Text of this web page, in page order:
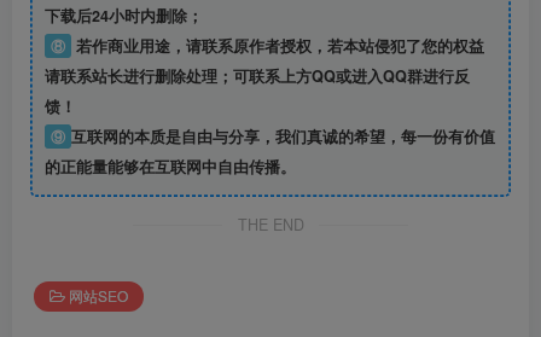
下载后24小时内删除；
⑧ 若作商业用途，请联系原作者授权，若本站侵犯了您的权益
请联系站长进行删除处理；可联系上方QQ或进入QQ群进行反
馈！
⑨ 互联网的本质是自由与分享，我们真诚的希望，每一份有价值
的正能量能够在互联网中自由传播。
THE END
网站SEO